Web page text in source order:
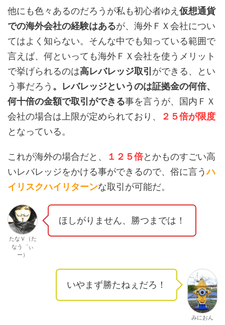
他にも色々あるのだろうが私も初心者ゆえ 仮想通貨
での海外会社の経験はあるが、海外ＦＸ会社につい
てはよく知らない。そんな中でも知っている範囲で
言えば、何といっても海外ＦＸ会社を使うメリット
で挙げられるのは高レバレッジ取引 ができる、とい
う事だろう 。レバレッジというのは証拠金の何倍、
何十倍の金額で取引ができる事を言うが、国内ＦＸ
会社の場合は上限が定められており、
２５倍が限度
となっている。
これが海外の場合だと、 １２５倍とかものすごい高
いレバレッジをかける事ができるので、俗に言うハ
イリスクハイリターンな取引が可能だ。
たなＶ（た
なう゛ぃ
ー）
ほしがりません、勝つまでは！
いやまず勝たねぇだろ！
みにおん